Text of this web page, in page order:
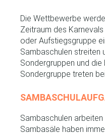
Die Wettbewerbe
Zeitraum des
oder Aufstiegsgruppe
Sambaschulen streiten
Sondergruppen und
Sondergruppe treten
Sambaschulen arbeiten
Sambasäle haben